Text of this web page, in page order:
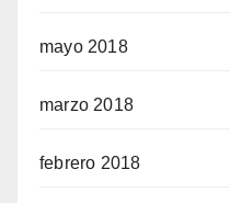
mayo 2018
marzo 2018
febrero 2018